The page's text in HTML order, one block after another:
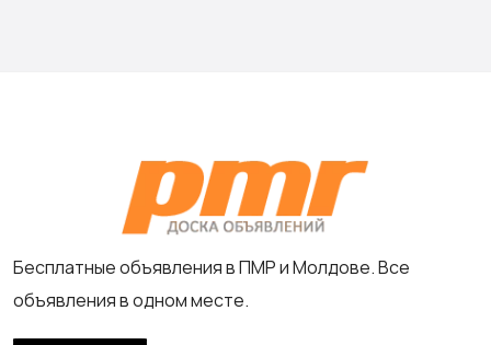
Бесплатные объявления в ПМР и Молдове. Все
объявления в одном месте.